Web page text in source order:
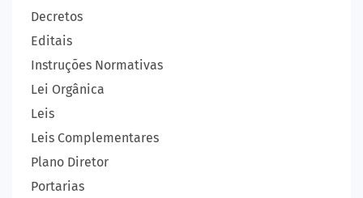
Decretos
Editais
Instruções Normativas
Lei Orgânica
Leis
Leis Complementares
Plano Diretor
Portarias